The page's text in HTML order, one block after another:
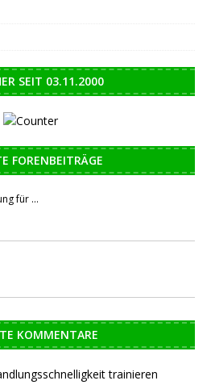
SEIT 03.11.2000
FORENBEITRÄGE
für …
KOMMENTARE
trainieren